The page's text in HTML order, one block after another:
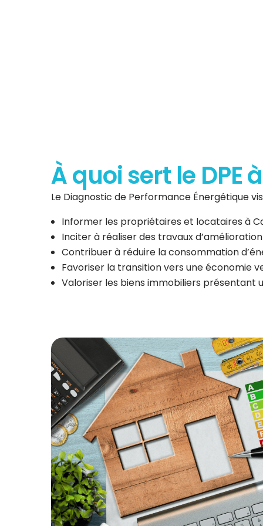
À quoi sert le DPE
Le Diagnostic de Performance Énergétique
Informer les propriétaires et locataires à
Inciter à réaliser des travaux
Contribuer à réduire la consommation
Favoriser la transition vers une économie
Valoriser les biens immobiliers présentant